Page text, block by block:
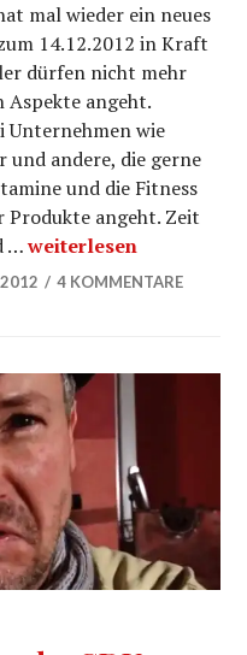
mal wieder ein neues
14.12.2012 in Kraft
dürfen nicht mehr
Aspekte angeht.
Unternehmen wie
und andere, die gerne
und die Fitness
Produkte angeht. Zeit
…EU Richtlinie
weiterlesen
4 KOMMENTARE